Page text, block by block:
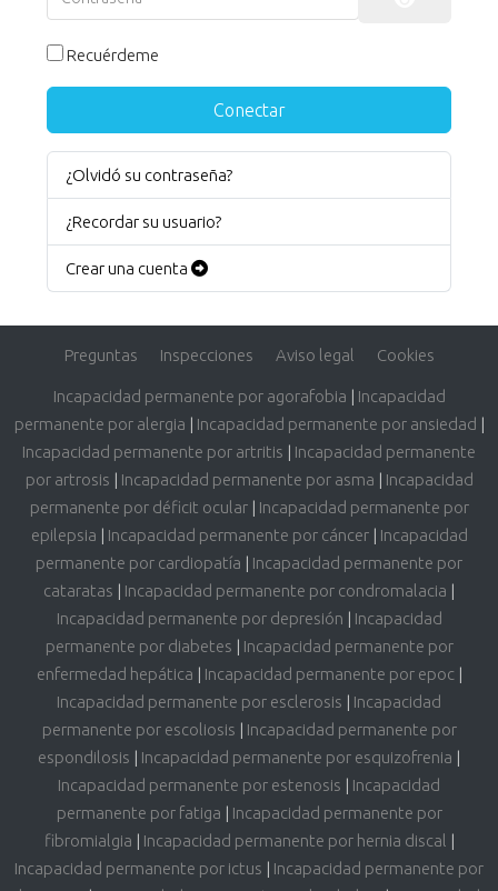
Recuérdeme
Conectar
¿Olvidó su contraseña?
¿Recordar su usuario?
Crear una cuenta
Preguntas Inspecciones Aviso legal Cookies
Incapacidad permanente por agorafobia | Incapacidad
permanente por alergia | Incapacidad permanente por ansiedad |
Incapacidad permanente por artritis | Incapacidad permanente
por artrosis | Incapacidad permanente por asma | Incapacidad
permanente por déficit ocular| Incapacidad permanente por
epilepsia | Incapacidad permanente por cáncer| Incapacidad
permanente por cardiopatía | Incapacidad permanente por
cataratas | Incapacidad permanente por condromalacia |
Incapacidad permanente por depresión | Incapacidad
permanente por diabetes | Incapacidad permanente por
enfermedad hepática | Incapacidad permanente por epoc|
Incapacidad permanente por esclerosis | Incapacidad
permanente por escoliosis | Incapacidad permanente por
espondilosis | Incapacidad permanente por esquizofrenia |
Incapacidad permanente por estenosis | Incapacidad
permanente por fatiga | Incapacidad permanente por
fibromialgia | Incapacidad permanente por hernia discal |
Incapacidad permanente por ictus | Incapacidad permanente por